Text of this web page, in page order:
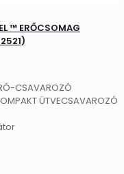
™ ERŐCSOMAG
CSAVAROZÓ
ÜTVECSAVAROZÓ